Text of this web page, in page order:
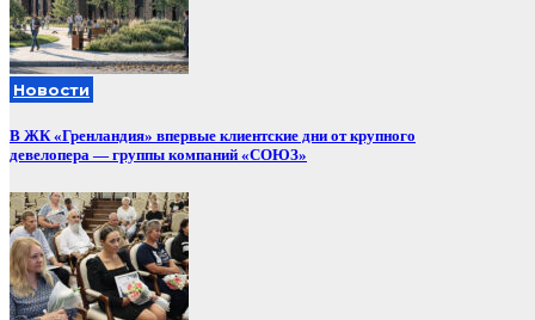
Новости
В ЖК «Гренландия» впервые клиентские дни от крупного
девелопера — группы компаний «СОЮЗ»